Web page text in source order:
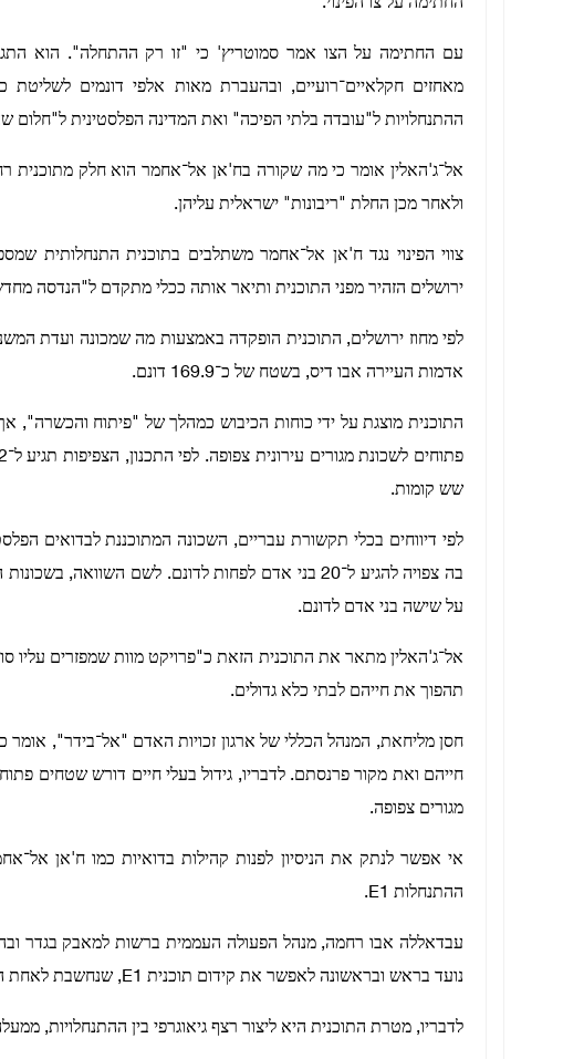
מאחזים חקלאיים־רועיים, ובהעברת מאות אלפי דונמים לשליטת
ההתנחלויות ל"עובדה בלתי הפיכה" ואת המדינה הפלסטינית ל"חלום
אל־ג'האלין אומר כי מה שקורה בח'אן אל־אחמר הוא חלק מתוכנית
ולאחר מכן החלת "ריבונות" ישראלית עליהן.
ירושלים הזהיר מפני התוכנית ותיאר אותה ככלי מתקדם ל"הנדסה
לפי מחוז ירושלים, התוכנית הופקדה באמצעות מה שמכונה ועדת
אדמות העיירה אבו דיס, בשטח של כ־169.9 דונם.
התוכנית מוצגת על ידי כוחות הכיבוש כמהלך של "פיתוח והכשרה",
שש קומות.
בה צפויה להגיע ל־20 בני אדם לפחות לדונם. לשם
על שישה בני אדם לדונם.
אל־ג'האלין מתאר את התוכנית הזאת כ"פרויקט מוות שמפזרים עליו
תהפוך את חייהם לבתי כלא גדולים.
חסן מליחאת, המנהל הכללי של ארגון זכויות האדם "אל־בידר",
חייהם ואת מקור פרנסתם. לדבריו, גידול בעלי חיים דורש שטחים
מגורים צפופה.
אי אפשר לנתק את הניסיון לפנות קהילות בדואיות כמו ח'אן
ההתנחלות E1.
עבדאללה אבו רחמה, מנהל הפעולה העממית ברשות למאבק בגדר
נועד בראש ובראשונה לאפשר את קידום תוכנית E1, שנחשבת לאחת התוכניות המסוכנות ביותר לעתיד הגדה המערבית.
לדבריו, מטרת התוכנית היא ליצור רצף גיאוגרפי בין ההתנחלויות,